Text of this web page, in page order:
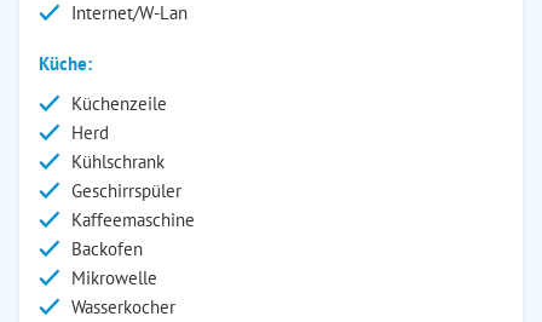
Internet/W-Lan
Küche:
Küchenzeile
Herd
Kühlschrank
Geschirrspüler
Kaffeemaschine
Backofen
Mikrowelle
Wasserkocher